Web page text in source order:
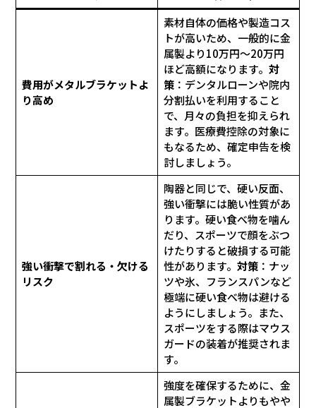
費用がメタルブラケットよ
り高め
素材自体の価格や製造コス
トが高いため、一般的に金
属製より10万円〜20万円
ほど高額になります。 対
策：デンタルローンや院内
分割払いを利用すること
で、月々の負担を抑えられ
ます。医療費控除の対象に
もなるため、確定申告を検
討しましょう。
強い衝撃で割れる・欠ける
リスク
陶器と同じで、硬い反面、
強い衝撃には脆い性質があ
ります。硬い食べ物を噛ん
だり、スポーツで顔をぶつ
けたりすると破損する可能
性があります。 対策：ナッ
ツや氷、フランスパンなど
極端に硬い食べ物は避ける
ようにしましょう。また、
スポーツをする際はマウス
ガードの装着が推奨されま
す。
強度を確保するために、金
属製ブラケットよりもやや